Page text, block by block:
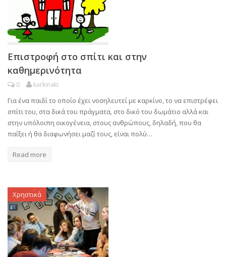
Επιστροφή στο σπίτι και στην
καθημερινότητα
0 karkinaki
Για ένα παιδί το οποίο έχει νοσηλευτεί με καρκίνο, το να επιστρέφει
σπίτι του, στα δικά του πράγματα, στο δικό του δωμάτιο αλλά και
στην υπόλοιπη οικογένεια, στους ανθρώπους, δηλαδή, που θα
παίξει ή θα διαφωνήσει μαζί τους, είναι πολύ…
Read more
Χρηστικά